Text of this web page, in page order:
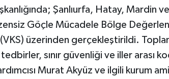
Şanlıurfa, Hatay, Mardin
Göçle Mücadele Bölge
üzerinden gerçekleştirildi.
sınır güvenliği ve iller arası
Murat Akyüz ve ilgili kurum